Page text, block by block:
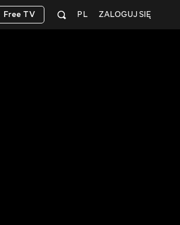
ZALOGUJ SIĘ
PL
Free TV